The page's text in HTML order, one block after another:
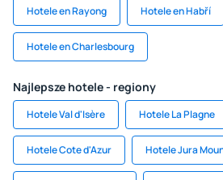
Hotele en Rayong Hotele en Habří
Hotele en Charlesbourg
Najlepsze hotele - regiony
Hotele Val d'Isère Hotele La Plagne
Hotele Cote d'Azur Hotele Jura